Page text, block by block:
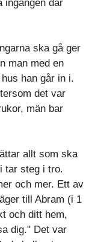
ingången där
ska gå ger
man med en
han går in i.
det var
män bar
allt som ska
tar steg i tro.
och mer. Ett av
till Abram (i 1
och ditt hem,
dig." Det var